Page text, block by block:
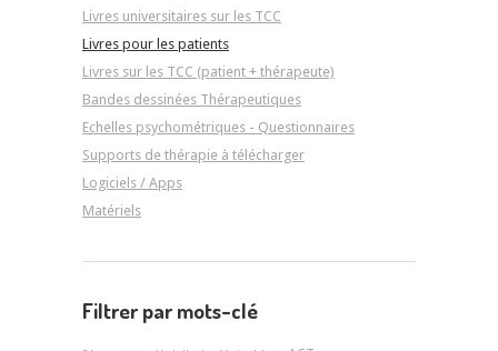
Livres universitaires sur les TCC
Livres pour les patients
Livres sur les TCC (patient + thérapeute)
Bandes dessinées Thérapeutiques
Echelles psychométriques - Questionnaires
Supports de thérapie à télécharger
Logiciels / Apps
Matériels
Filtrer par mots-clé